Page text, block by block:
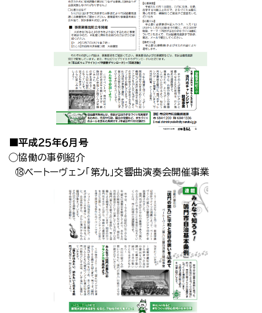
■平成２５年６月号
◯協働の事例紹介
⑱ベートーヴェン｢第九｣交響曲演奏会開催事業